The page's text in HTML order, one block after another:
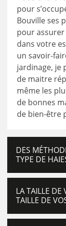
pour
Bouville ses
pour assurer
dans votre
un savoir-
jardinage, je
de maitre
même les
de bonnes
de bien-être
DES
TYPE DE
LA TAILLE DE
TAILLE DE